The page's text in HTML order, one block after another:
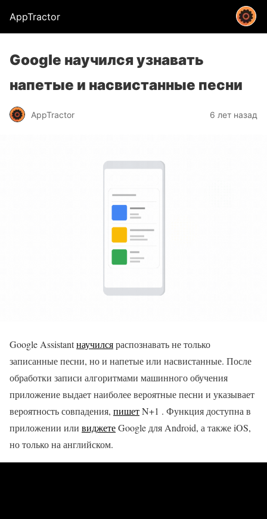
AppTractor
Google научился узнавать
напетые и насвистанные песни
AppTractor 6 лет назад
Google Assistantнаучилсяраспознавать не только
записанные песни, но и напетые или насвистанные. После
обработки записи алгоритмами машинного обучения
приложение выдает наиболее вероятные песни и указывает
вероятность совпадения, пишетN+1 . Функция доступна в
приложении или виджетеGoogle для Android, а также iOS,
но только на английском.